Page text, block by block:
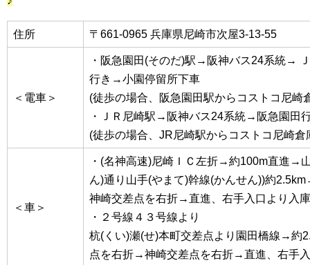
住所 〒661-0965 兵庫県尼崎市次屋3-13-55
＜電車＞
・阪急園田(そのだ)駅→阪神バス24系統→
行き→小園停留所下車
(徒歩の場合、阪急園田駅からコストコ尼崎
・ＪＲ尼崎駅→阪神バス24系統→阪急園田
(徒歩の場合、JR尼崎駅からコストコ尼崎
＜車＞
・(名神高速)尼崎ＩＣ左折→約100m直進→
ん)通り山手(やまて)幹線(かんせん))約
神崎交差点を右折→直進、右手入口より入庫
・２号線４３号線より
杭(くい)瀬(せ)本町交差点より園田橋線→約
点を右折→神崎交差点を右折→直進、右手